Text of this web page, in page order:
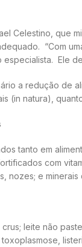
Celestino,
“Com
especialista. Ele
a redução de
(in natura),
tanto em
com
nozes; e
leite não